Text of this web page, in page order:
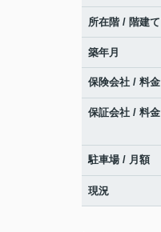
所在階 / 階建て
築年月
保険会社 / 料金
保証会社 / 料金
駐車場 / 月額
現況